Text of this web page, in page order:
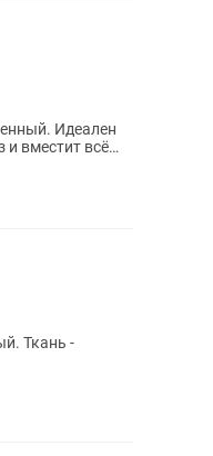
Идеален
и вместит всё
Ткань -